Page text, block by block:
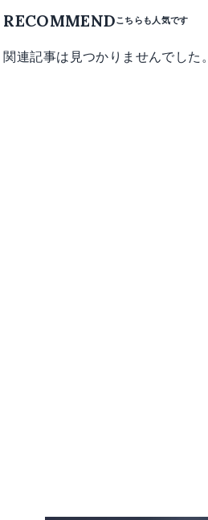
RECOMMEND
関連記事は見つかりませんでした。